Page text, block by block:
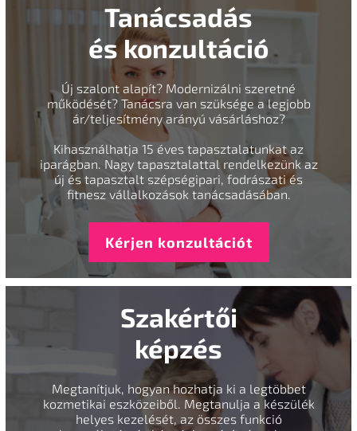
Tanácsadás
és konzultáció
Új szalont alapít? Modernizálni szeretné
működését? Tanácsra van szüksége a legjobb
ár/teljesítmény arányú vásárláshoz?
Kihasználhatja 15 éves tapasztalatunkat az
iparágban. Nagy tapasztalattal rendelkezünk az
új és tapasztalt szépségipari, fodrászati és
fitnesz vállalkozások tanácsadásában.
Kérjen konzultációt
Szakértői
képzés
Megtanítjuk, hogyan hozhatja ki a legtöbbet
kozmetikai eszközeiből. Megtanulja a készülék
helyes kezelését, az összes funkció